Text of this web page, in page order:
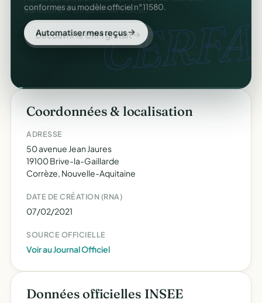
CERFA.
conformes au modèle officiel n°11580.
Automatiser mes reçus
Coordonnées & localisation
ADRESSE
50 avenue Jean Jaures
19100 Brive-la-Gaillarde
Corrèze, Nouvelle-Aquitaine
DATE DE CRÉATION (RNA)
07/02/2021
SOURCE OFFICIELLE
Voir au Journal Officiel
Données officielles INSEE